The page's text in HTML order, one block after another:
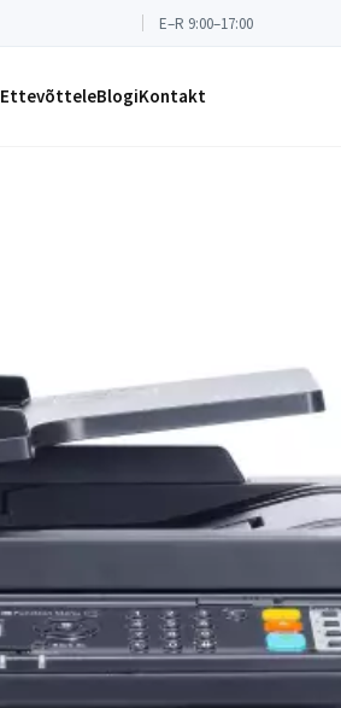
E–R 9:00–17:00
EttevõtteleBlogiKontakt